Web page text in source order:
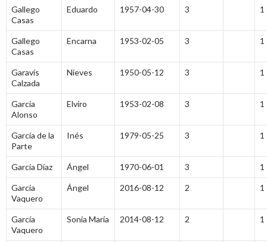
Gallego
Casas
Eduardo 1957-04-30 3 1
Gallego
Casas
Encarna 1953-02-05 3 1
Garavís
Calzada
Nieves 1950-05-12 3 1
García
Alonso
Elviro 1953-02-08 3 1
García de la
Parte
Inés 1979-05-25 3 1
García Díaz Ángel 1970-06-01 3 1
García
Vaquero
Ángel 2016-08-12 2 1
García
Vaquero
Sonia María 2014-08-12 2 1